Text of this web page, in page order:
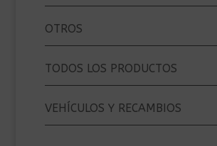
OTROS
TODOS LOS PRODUCTOS
VEHÍCULOS Y RECAMBIOS